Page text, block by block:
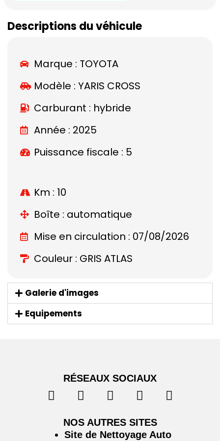
Descriptions du véhicule
Marque : TOYOTA
Modèle : YARIS CROSS
Carburant : hybride
Année : 2025
Puissance fiscale : 5
Km : 10
Boîte : automatique
Mise en circulation : 07/08/2026
Couleur : GRIS ATLAS
Galerie d'images
Equipements
RÉSEAUX SOCIAUX
NOS AUTRES SITES
Site de Nettoyage Auto